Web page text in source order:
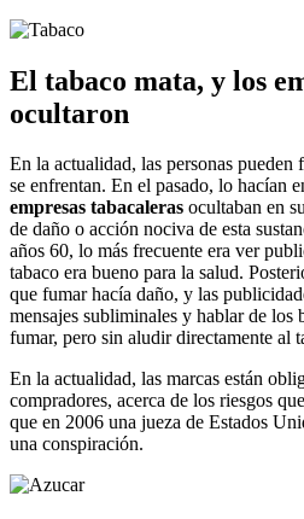
El tabaco mata, y los
ocultaron
En la actualidad, las personas pueden
se enfrentan. En el pasado, lo hacían
empresas tabacaleras ocultaban en
de daño o acción nociva de esta
años 60, lo más frecuente era ver
tabaco era bueno para la salud.
que fumar hacía daño, y las
mensajes subliminales y hablar de
fumar, pero sin aludir directamente al
En la actualidad, las marcas están
compradores, acerca de los riesgos
que en 2006 una jueza de Estados
una conspiración.